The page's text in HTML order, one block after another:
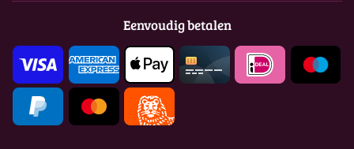
o
k
g
r
a
m
A
p
p
Eenvoudig betalen